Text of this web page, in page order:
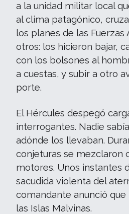
a la unidad militar local
al clima patagónico,
los planes de las Fuerzas
otros: los hicieron bajar,
con los bolsones al
a cuestas, y subir a otro
porte.
El Hércules despegó
interrogantes. Nadie
adónde los llevaban.
conjeturas se mezclaron
motores. Unos instantes
sacudida violenta del
comandante anunció que
las Islas Malvinas.